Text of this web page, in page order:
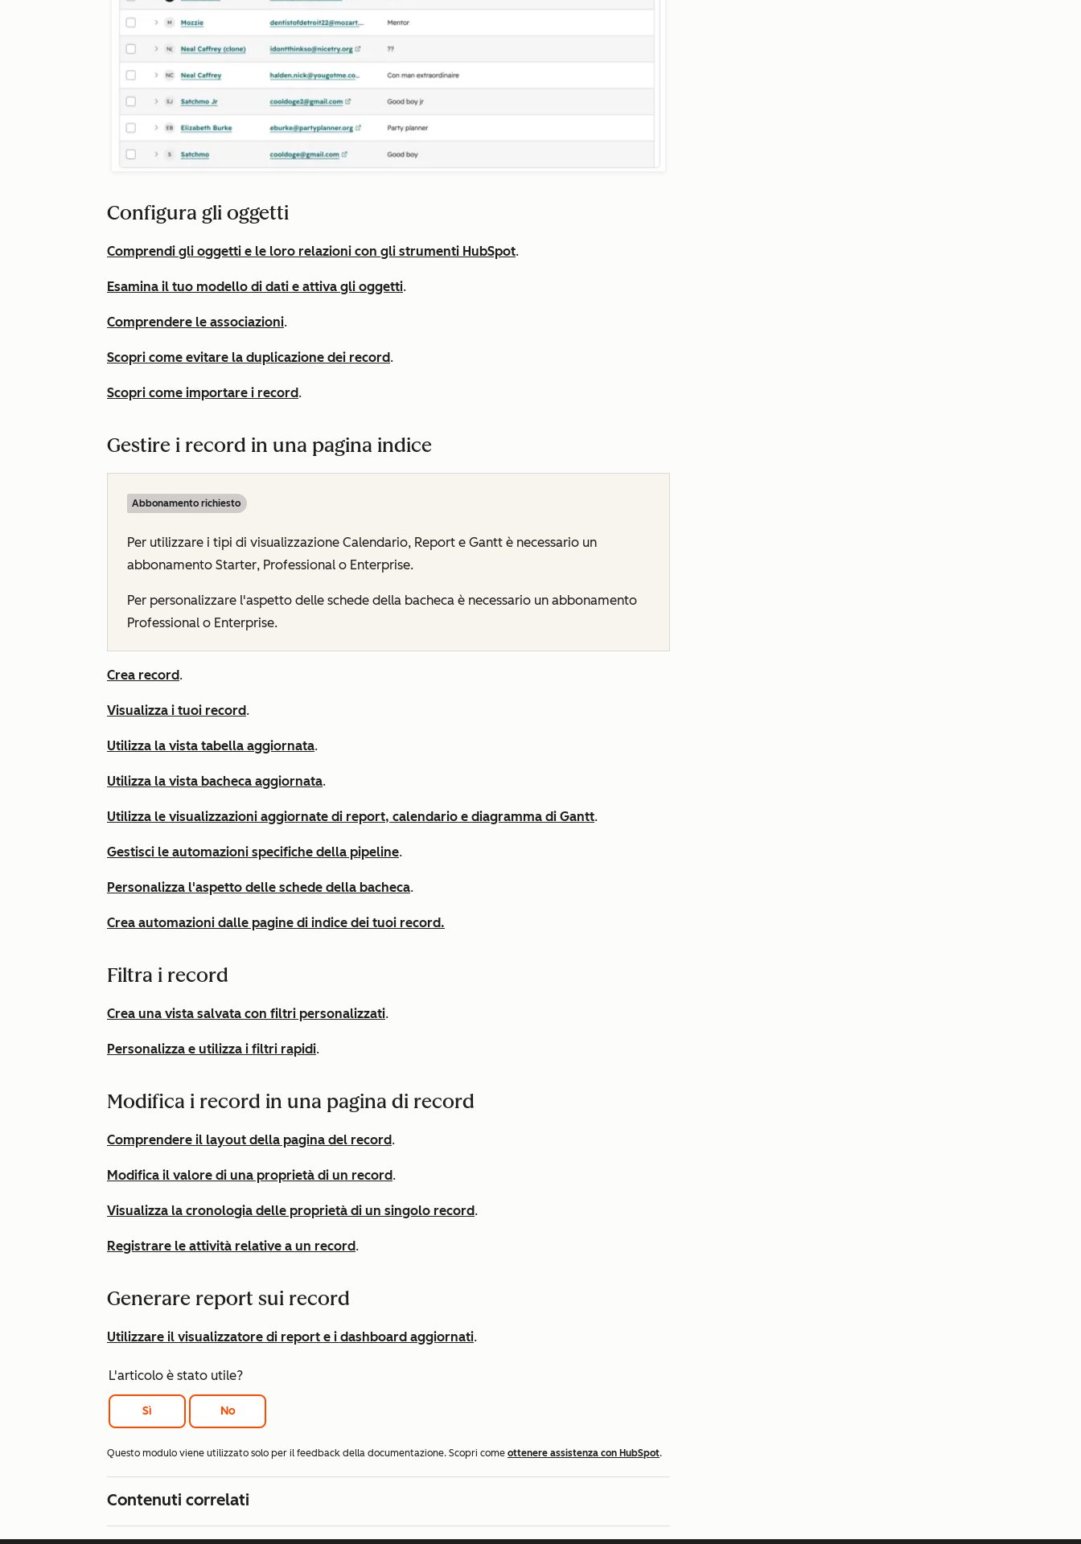
Configura gli oggetti
Comprendi gli oggetti e le loro relazioni con gli strumenti HubSpot.
Esamina il tuo modello di dati e attiva gli oggetti.
Comprendere le associazioni.
Scopri come evitare la duplicazione dei record.
Scopri come importare i record.
Gestire i record in una pagina indice
Abbonamento richiesto
Per utilizzare i tipi di visualizzazione Calendario, Report e Gantt è necessario un
abbonamento Starter, Professional o Enterprise.
Per personalizzare l'aspetto delle schede della bacheca è necessario un abbonamento
Professional o Enterprise.
Crea record.
Visualizza i tuoi record.
Utilizza la vista tabella aggiornata.
Utilizza la vista bacheca aggiornata.
Utilizza le visualizzazioni aggiornate di report, calendario e diagramma di Gantt.
Gestisci le automazioni specifiche della pipeline.
Personalizza l'aspetto delle schede della bacheca.
Crea automazioni dalle pagine di indice dei tuoi record.
Filtra i record
Crea una vista salvata con filtri personalizzati.
Personalizza e utilizza i filtri rapidi.
Modifica i record in una pagina di record
Comprendere il layout della pagina del record.
Modifica il valore di una proprietà di un record.
Visualizza la cronologia delle proprietà di un singolo record.
Registrare le attività relative a un record.
Generare report sui record
Utilizzare il visualizzatore di report e i dashboard aggiornati.
L'articolo è stato utile?
Sì No
Questo modulo viene utilizzato solo per il feedback della documentazione. Scopri come ottenere assistenza con HubSpot.
Contenuti correlati